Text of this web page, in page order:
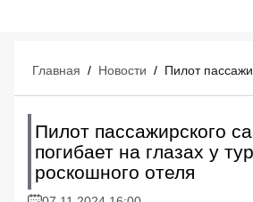
Главная / Новости /
Пилот пассажирского
погибает на глазах у
роскошного отеля